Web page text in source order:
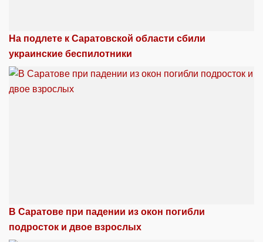
На подлете к Саратовской области сбили
украинские беспилотники
В Саратове при падении из окон погибли
подросток и двое взрослых